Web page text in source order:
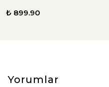
₺ 899.90
Yorumlar